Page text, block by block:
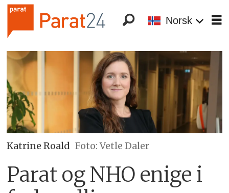
Norsk
Katrine Roald Foto: Vetle Daler
Parat og NHO enige i